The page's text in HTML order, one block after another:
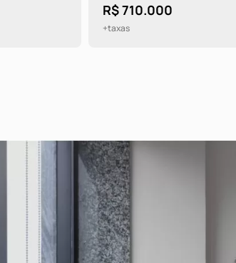
R$ 710.000
+taxas